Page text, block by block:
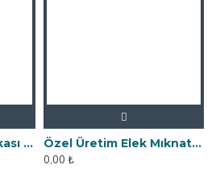
Geri Dönüşüm Fabrikası İçin Kolay Temizlenebilir Neodyum Elek Mıknatıs
Özel Üretim Elek Mıknatıs - Un Fabrikasına
0,00 ₺